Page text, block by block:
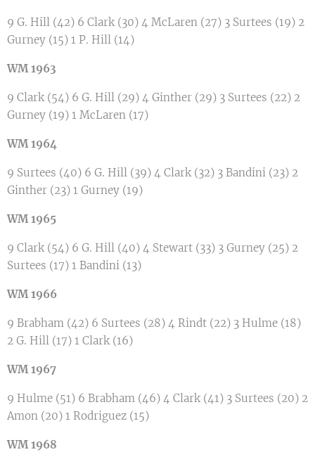
9 G. Hill (42) 6 Clark (30) 4 McLaren (27) 3 Surtees (19) 2
Gurney (15) 1 P. Hill (14)
WM 1963
9 Clark (54) 6 G. Hill (29) 4 Ginther (29) 3 Surtees (22) 2
Gurney (19) 1 McLaren (17)
WM 1964
9 Surtees (40) 6 G. Hill (39) 4 Clark (32) 3 Bandini (23) 2
Ginther (23) 1 Gurney (19)
WM 1965
9 Clark (54) 6 G. Hill (40) 4 Stewart (33) 3 Gurney (25) 2
Surtees (17) 1 Bandini (13)
WM 1966
9 Brabham (42) 6 Surtees (28) 4 Rindt (22) 3 Hulme (18)
2 G. Hill (17) 1 Clark (16)
WM 1967
9 Hulme (51) 6 Brabham (46) 4 Clark (41) 3 Surtees (20) 2
Amon (20) 1 Rodriguez (15)
WM 1968